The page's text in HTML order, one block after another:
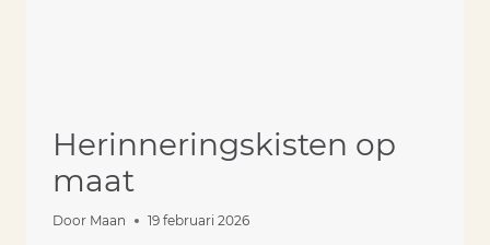
Herinneringskisten op
maat
Door Maan 19 februari 2026